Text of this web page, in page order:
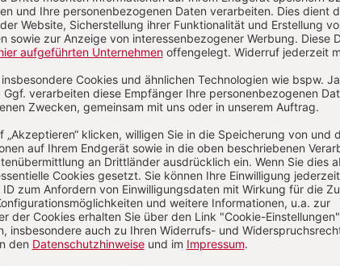
Frauen der
Ausgabe
1-3 Werktagen
Ausverkauf des Konzils
Jan-Heiner Tück
24,00 €
Gebundene Ausgabe
Lieferbar in 1-3 Werktagen